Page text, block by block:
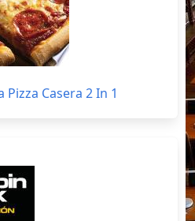
Pizza Casera 2 In 1